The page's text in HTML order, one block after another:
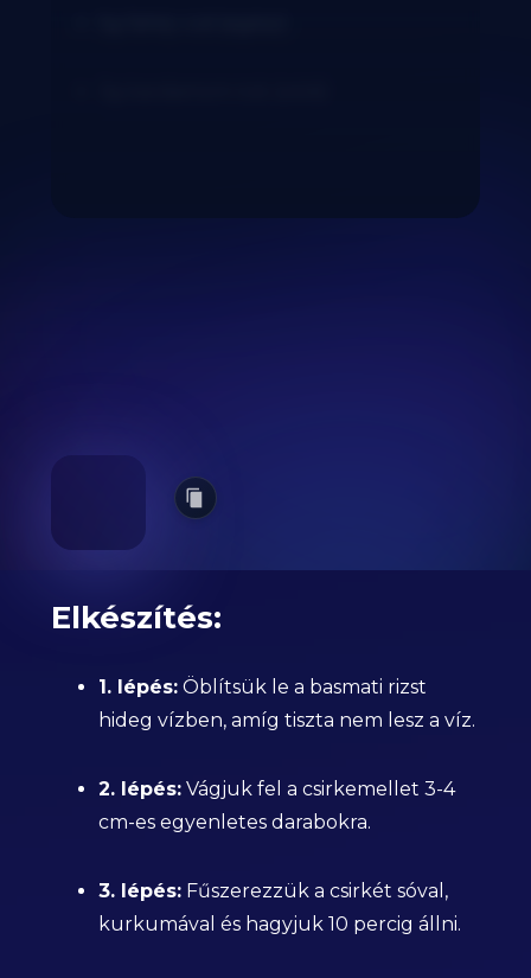
Elkészítés:
1. lépés:Öblítsük le a basmati rizst
hideg vízben, amíg tiszta nem lesz a víz.
2. lépés:Vágjuk fel a csirkemellet 3-4
cm-es egyenletes darabokra.
3. lépés:Fűszerezzük a csirkét sóval,
kurkumával és hagyjuk 10 percig állni.